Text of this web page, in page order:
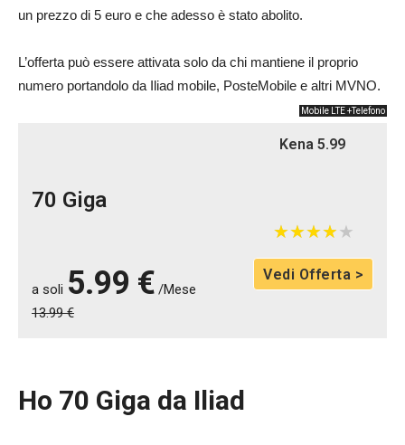
un prezzo di 5 euro e che adesso è stato abolito.
L’offerta può essere attivata solo da chi mantiene il proprio
numero portandolo da Iliad mobile, PosteMobile e altri MVNO.
Mobile LTE +Telefono
Kena 5.99
70 Giga
★★★★★
★★★★★
a soli 5.99 € /Mese
13.99 €
Vedi Offerta >
Ho 70 Giga da Iliad